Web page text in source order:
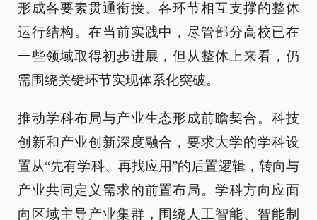
形成各要素贯通衔接、各环节相互支撑的整体
运行结构。在当前实践中，尽管部分高校已在
一些领域取得初步进展，但从整体上来看，仍
需围绕关键环节实现体系化突破。
推动学科布局与产业生态形成前瞻契合。科技
创新和产业创新深度融合，要求大学的学科设
置从“先有学科、再找应用”的后置逻辑，转向与
产业共同定义需求的前置布局。学科方向应面
向区域主导产业集群，围绕人工智能、智能制